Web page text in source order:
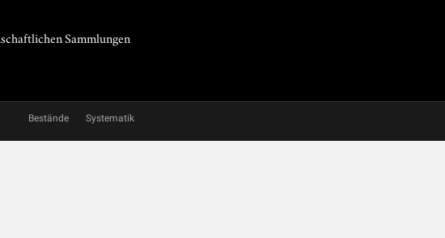
Sammlungen
Bestände Systematik